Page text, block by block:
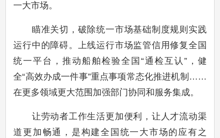
一大市场。
瞄准关切，破除统一市场基础制度规则实践
运行中的障碍。上线运行市场监管信用修复全国
统一平台，推动船舶检验全国“通检互认”，健
全“高效办成一件事”重点事项常态化推进机制……
在更多领域更大范围加强部门协同和服务集成。
让劳动者工作生活更加便利，让人才流动渠
道更加畅通，是构建全国统一大市场的应有之